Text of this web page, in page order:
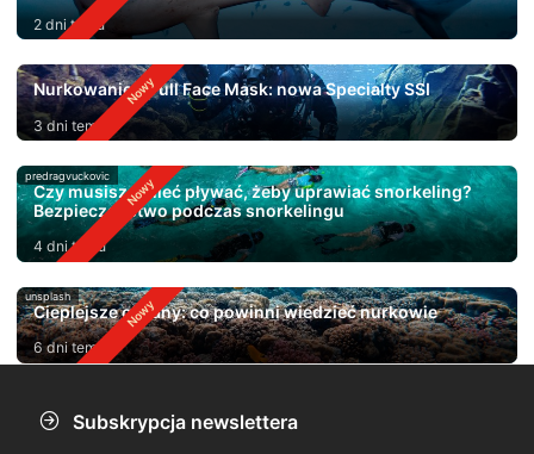
2 dni temu
Nurkowanie z Full Face Mask: nowa Specialty SSI
3 dni temu
predragvuckovic
Czy musisz umieć pływać, żeby uprawiać snorkeling?
Bezpieczeństwo podczas snorkelingu
4 dni temu
unsplash
Cieplejsze oceany: co powinni wiedzieć nurkowie
6 dni temu
Subskrypcja newslettera